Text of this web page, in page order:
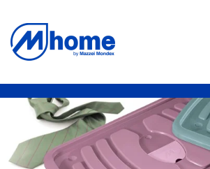
Zum Hauptinhalt springen